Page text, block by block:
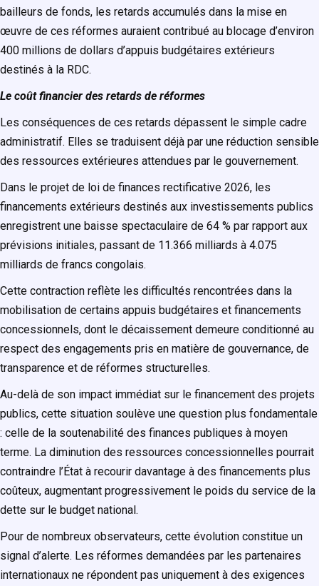
bailleurs de fonds, les retards accumulés dans la mise en
œuvre de ces réformes auraient contribué au blocage d’environ
400 millions de dollars d’appuis budgétaires extérieurs
destinés à la RDC.
Le coût financier des retards de réformes
Les conséquences de ces retards dépassent le simple cadre
administratif. Elles se traduisent déjà par une réduction sensible
des ressources extérieures attendues par le gouvernement.
Dans le projet de loi de finances rectificative 2026, les
financements extérieurs destinés aux investissements publics
enregistrent une baisse spectaculaire de 64 % par rapport aux
prévisions initiales, passant de 11.366 milliards à 4.075
milliards de francs congolais.
Cette contraction reflète les difficultés rencontrées dans la
mobilisation de certains appuis budgétaires et financements
concessionnels, dont le décaissement demeure conditionné au
respect des engagements pris en matière de gouvernance, de
transparence et de réformes structurelles.
Au-delà de son impact immédiat sur le financement des projets
publics, cette situation soulève une question plus fondamentale
: celle de la soutenabilité des finances publiques à moyen
terme. La diminution des ressources concessionnelles pourrait
contraindre l’État à recourir davantage à des financements plus
coûteux, augmentant progressivement le poids du service de la
dette sur le budget national.
Pour de nombreux observateurs, cette évolution constitue un
signal d’alerte. Les réformes demandées par les partenaires
internationaux ne répondent pas uniquement à des exigences